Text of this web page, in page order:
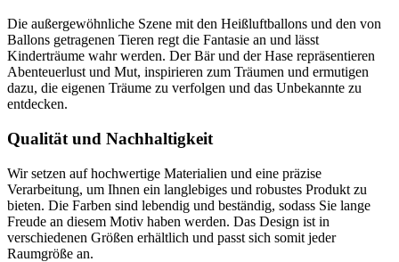
Die außergewöhnliche Szene mit den Heißluftballons und den von
Ballons getragenen Tieren regt die Fantasie an und lässt
Kinderträume wahr werden. Der Bär und der Hase repräsentieren
Abenteuerlust und Mut, inspirieren zum Träumen und ermutigen
dazu, die eigenen Träume zu verfolgen und das Unbekannte zu
entdecken.
Qualität und Nachhaltigkeit
Wir setzen auf hochwertige Materialien und eine präzise
Verarbeitung, um Ihnen ein langlebiges und robustes Produkt zu
bieten. Die Farben sind lebendig und beständig, sodass Sie lange
Freude an diesem Motiv haben werden. Das Design ist in
verschiedenen Größen erhältlich und passt sich somit jeder
Raumgröße an.